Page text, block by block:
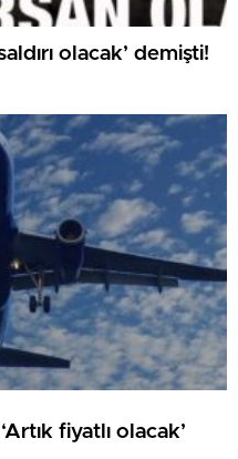
olacak’ demişti!
fiyatlı olacak’